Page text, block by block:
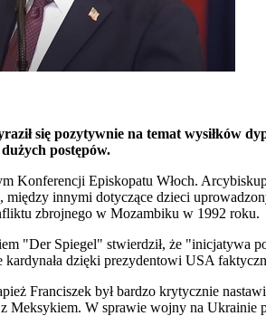
się pozytywnie na temat wysiłków
postępów.
Konferencji Episkopatu Włoch.
innymi dotyczące dzieci
zbrojnego w Mozambiku w 1992 roku.
"Der Spiegel" stwierdził, że "inicjatywa
dzięki prezydentowi USA
Franciszek był bardzo krytycznie
Meksykiem. W sprawie wojny na Ukrainie